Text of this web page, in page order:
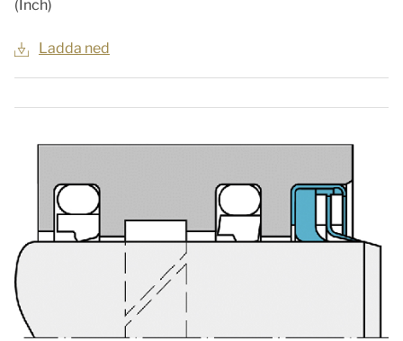
(Inch)
Ladda ned